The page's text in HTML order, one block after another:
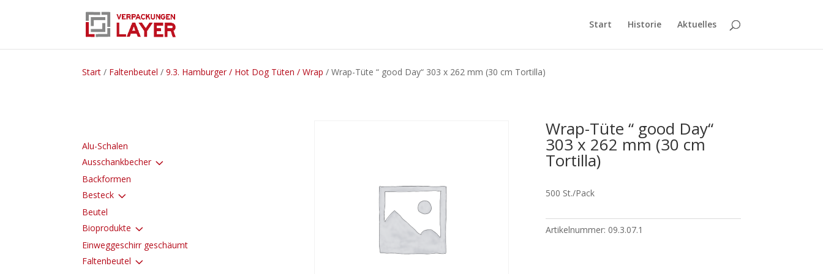
Start Historie Aktuelles
Start / Faltenbeutel /9.3. Hamburger / Hot Dog Tüten / Wrap / Wrap-Tüte “ good Day“ 303 x 262 mm (30 cm Tortilla)
Alu-Schalen
Ausschankbecher3
Backformen
Besteck 3
Beutel
Bioprodukte 3
Einweggeschirr geschäumt
Faltenbeutel 3
Wrap-Tüte “ good Day“
303 x 262 mm (30 cm
Tortilla)
500 St./Pack
Artikelnummer: 09.3.07.1